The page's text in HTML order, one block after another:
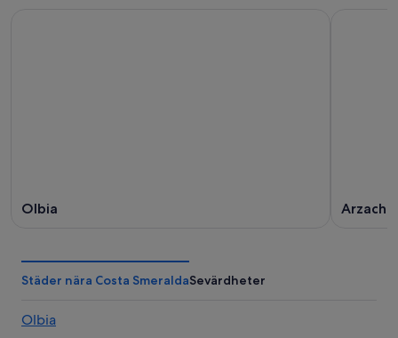
Olbia
Städer nära Costa SmeraldaSevärdheter
Olbia